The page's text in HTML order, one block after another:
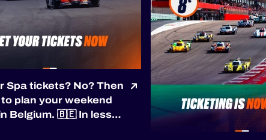
Spa tickets? No? Then
to plan your weekend
Belgium. 🇧🇪 In less